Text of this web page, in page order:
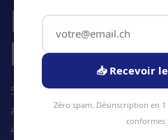
Nettoyage
bardage a
Service nettoyage de
alentours. Devis gratuit
48h en moyenne. Équipe
📥 Recevoir
Zéro spam. Désinscription en 1
conformes